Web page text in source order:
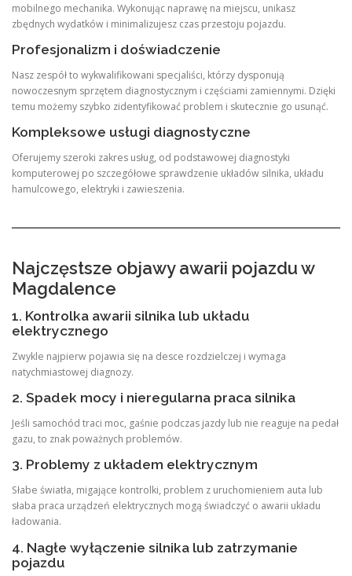
mobilnego mechanika. Wykonując naprawę na miejscu, unikasz
zbędnych wydatków i minimalizujesz czas przestoju pojazdu.
Profesjonalizm i doświadczenie
Nasz zespół to wykwalifikowani specjaliści, którzy dysponują
nowoczesnym sprzętem diagnostycznym i częściami zamiennymi. Dzięki
temu możemy szybko zidentyfikować problem i skutecznie go usunąć.
Kompleksowe usługi diagnostyczne
Oferujemy szeroki zakres usług, od podstawowej diagnostyki
komputerowej po szczegółowe sprawdzenie układów silnika, układu
hamulcowego, elektryki i zawieszenia.
Najczęstsze objawy awarii pojazdu w
Magdalence
1. Kontrolka awarii silnika lub układu
elektrycznego
Zwykle najpierw pojawia się na desce rozdzielczej i wymaga
natychmiastowej diagnozy.
2. Spadek mocy i nieregularna praca silnika
Jeśli samochód traci moc, gaśnie podczas jazdy lub nie reaguje na pedał
gazu, to znak poważnych problemów.
3. Problemy z układem elektrycznym
Słabe światła, migające kontrolki, problem z uruchomieniem auta lub
słaba praca urządzeń elektrycznych mogą świadczyć o awarii układu
ładowania.
4. Nagłe wyłączenie silnika lub zatrzymanie
pojazdu